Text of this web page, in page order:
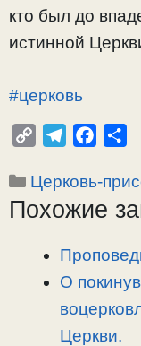
кто был до
истинной
#церковь
p
y
l
e
r
a
c
e
o
п
р
в
Рубрики
Церковь-
Похожие
О
Церкви.